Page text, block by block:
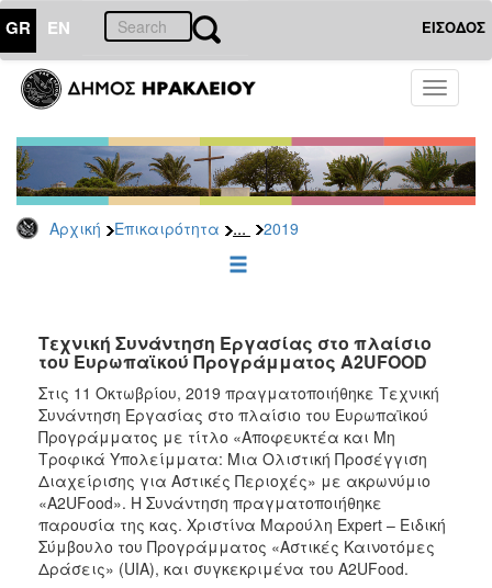
GR EN ΕΙΣΟΔΟΣ
Toggle
Αρχική Επικαιρότητα ... 2019
ΕΠΙΚΑΙΡΟΤΗΤΑ
Τύπου
Αρχείο
2026
2025
2022
2021
2020
2019
2018
2017
2016
2015
Τεχνική Συνάντηση Εργασίας στο πλαίσιο
του Ευρωπαϊκού Προγράμματος A2UFOOD
Στις 11 Οκτωβρίου, 2019 πραγματοποιήθηκε Τεχνική
Συνάντηση Εργασίας στο πλαίσιο του Ευρωπαϊκού
Προγράμματος με τίτλο «Αποφευκτέα και Μη
Τροφικά Υπολείμματα: Μια Ολιστική Προσέγγιση
Διαχείρισης για Αστικές Περιοχές» με ακρωνύμιο
«A2UFood». Η Συνάντηση πραγματοποιήθηκε
παρουσία της κας. Χριστίνα Μαρούλη Expert – Ειδική
Σύμβουλο του Προγράμματος «Αστικές Καινοτόμες
Δράσεις» (UIA), και συγκεκριμένα του Α2UFood.